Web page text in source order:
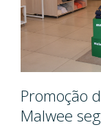
Promoção
Malwee